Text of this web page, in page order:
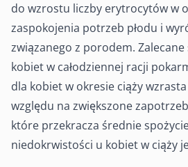
do wzrostu liczby erytrocytów w
zaspokojenia potrzeb płodu i
związanego z porodem. Zalecane
kobiet w całodziennej racji
dla kobiet w okresie ciąży
względu na zwiększone
które przekracza średnie
niedokrwistości u kobiet w ciąży